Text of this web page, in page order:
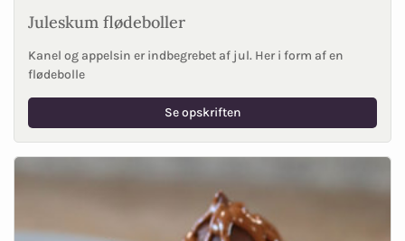
Juleskum flødeboller
Kanel og appelsin er indbegrebet af jul. Her i form af en
flødebolle
Se opskriften